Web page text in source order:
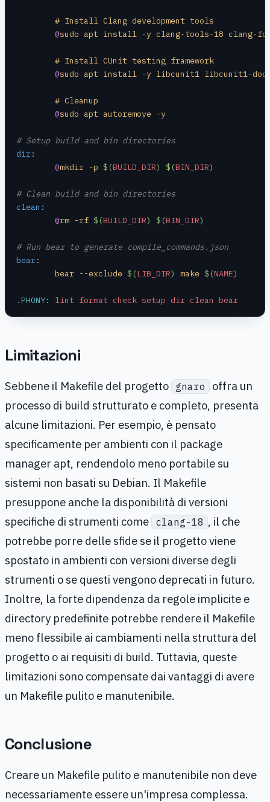
	# Install Clang development tools
	@
sudo apt install -y clang-tools-18 clang-
	# Install CUnit testing framework
	@
sudo apt install -y libcunit1 libcunit1-doc
	# Cleanup
	@
sudo apt autoremove -y
# Setup build and bin directories
dir:
	@
mkdir -p $(BUILD_DIR) $(BIN_DIR)
# Clean build and bin directories
clean :
	@
rm -rf $(BUILD_DIR) $(BIN_DIR)
# Run bear to generate compile_commands.json
bear:
	bear --exclude
$(LIB_DIR) make $(NAME)
.PHONY: lint format check setup dir clean bear
Limitazioni
Sebbene il Makefile del progetto gnaro
offra un
processo di build strutturato e completo, presenta
alcune limitazioni. Per esempio, è pensato
specificamente per ambienti con il package
manager apt, rendendolo meno portabile su
sistemi non basati su Debian. Il Makefile
presuppone anche la disponibilità di versioni
specifiche di strumenti come clang-18 , il che
potrebbe porre delle sfide se il progetto viene
spostato in ambienti con versioni diverse degli
strumenti o se questi vengono deprecati in futuro.
Inoltre, la forte dipendenza da regole implicite e
directory predefinite potrebbe rendere il Makefile
meno flessibile ai cambiamenti nella struttura del
progetto o ai requisiti di build. Tuttavia, queste
limitazioni sono compensate dai vantaggi di avere
un Makefile pulito e manutenibile.
Conclusione
Creare un Makefile pulito e manutenibile non deve
necessariamente essere un'impresa complessa.